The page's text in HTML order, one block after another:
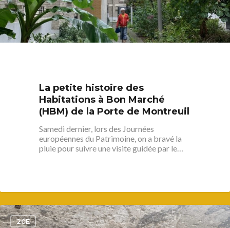
La petite histoire des
Habitations à Bon Marché
(HBM) de la Porte de Montreuil
Samedi dernier, lors des Journées
européennes du Patrimoine, on a bravé la
pluie pour suivre une visite guidée par le…
20E
1